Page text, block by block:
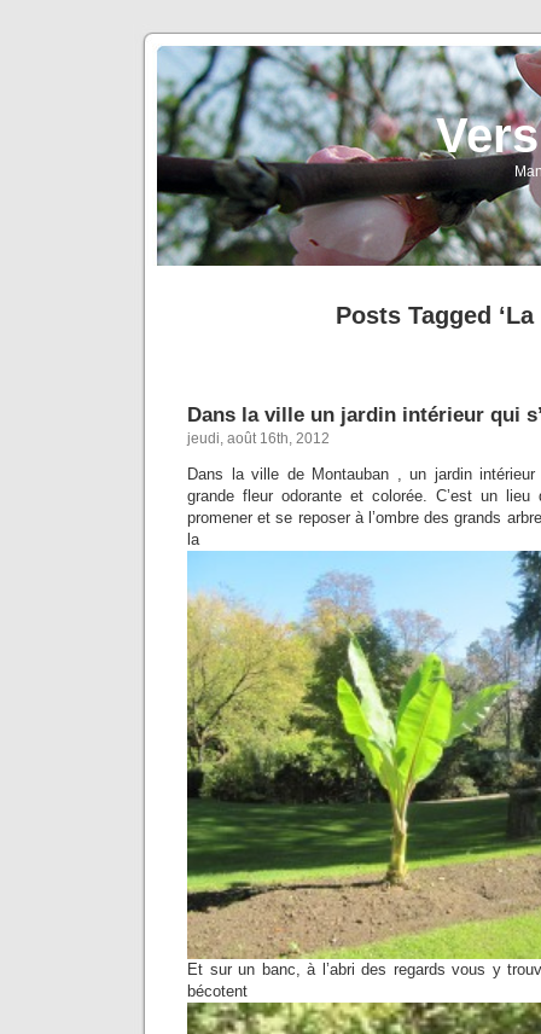
Posts Tagged ‘La
Dans la ville un jardin intérieur qui
jeudi, août 16th, 2012
Dans la ville de Montauban , un jardin
grande fleur odorante et colorée. C’est un
promener et se reposer à l’ombre des grands
la
Et sur un banc, à l’abri des regards vous y
bécotent